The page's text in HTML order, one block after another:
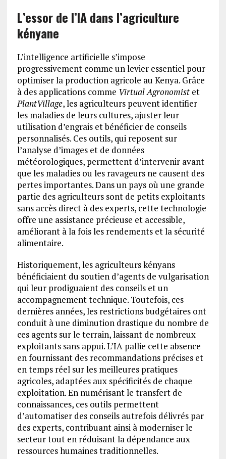
L’essor de l’IA dans l’agriculture
kényane
L’intelligence artificielle s’impose
progressivement comme un levier essentiel pour
optimiser la production agricole au Kenya. Grâce
à des applications comme Virtual Agronomistet
PlantVillage, les agriculteurs peuvent identifier
les maladies de leurs cultures, ajuster leur
utilisation d’engrais et bénéficier de conseils
personnalisés. Ces outils, qui reposent sur
l’analyse d’images et de données
météorologiques, permettent d’intervenir avant
que les maladies ou les ravageurs ne causent des
pertes importantes. Dans un pays où une grande
partie des agriculteurs sont de petits exploitants
sans accès direct à des experts, cette technologie
offre une assistance précieuse et accessible,
améliorant à la fois les rendements et la sécurité
alimentaire.
Historiquement, les agriculteurs kényans
bénéficiaient du soutien d’agents de vulgarisation
qui leur prodiguaient des conseils et un
accompagnement technique. Toutefois, ces
dernières années, les restrictions budgétaires ont
conduit à une diminution drastique du nombre de
ces agents sur le terrain, laissant de nombreux
exploitants sans appui. L’IA pallie cette absence
en fournissant des recommandations précises et
en temps réel sur les meilleures pratiques
agricoles, adaptées aux spécificités de chaque
exploitation. En numérisant le transfert de
connaissances, ces outils permettent
d’automatiser des conseils autrefois délivrés par
des experts, contribuant ainsi à moderniser le
secteur tout en réduisant la dépendance aux
ressources humaines traditionnelles.